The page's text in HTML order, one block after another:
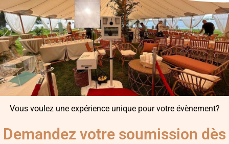
Vous voulez une expérience unique pour votre évènement?
Demandez votre soumission dès